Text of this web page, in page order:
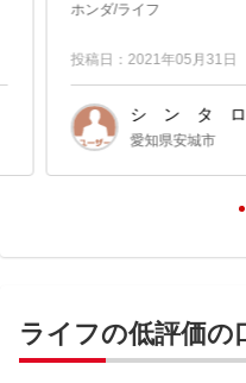
ホンダ/ライフ
投稿日：2021年05月31日
シ ン タ
愛知県安城市
ライフの低評価の